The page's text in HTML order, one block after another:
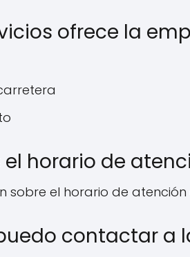
ofrece la
el horario de
sobre el horario de atención
contactar a